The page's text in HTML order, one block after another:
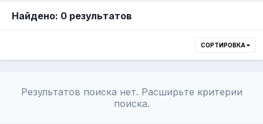
Найдено: 0 результатов
СОРТИРОВКА
Результатов поиска нет. Расширьте критерии
поиска.